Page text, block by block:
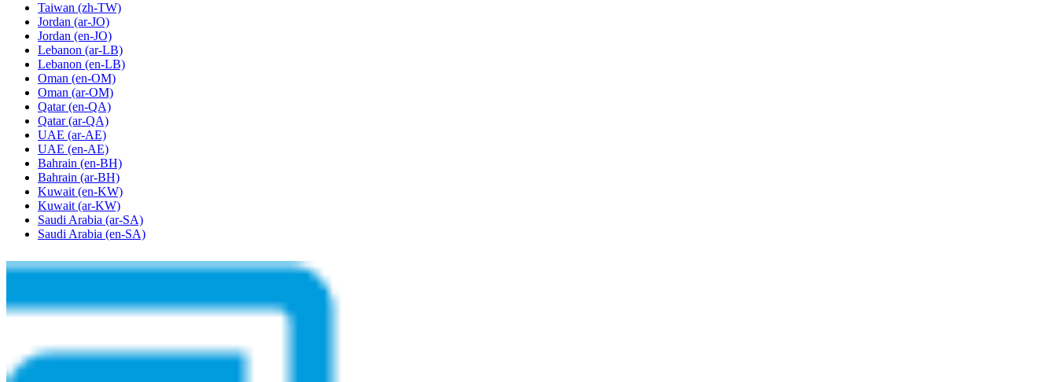
Taiwan (zh-TW)
Jordan (ar-JO)
Jordan (en-JO)
Lebanon (ar-LB)
Lebanon (en-LB)
Oman (en-OM)
Oman (ar-OM)
Qatar (en-QA)
Qatar (ar-QA)
UAE (ar-AE)
UAE (en-AE)
Bahrain (en-BH)
Bahrain (ar-BH)
Kuwait (en-KW)
Kuwait (ar-KW)
Saudi Arabia (ar-SA)
Saudi Arabia (en-SA)